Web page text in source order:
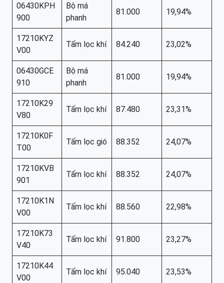
06430KPH
900
Bộ má
phanh
81.000 19,94%
17210KYZ
V00
Tấm lọc khí 84.240 23,02%
06430GCE
910
Bộ má
phanh
81.000 19,94%
17210K29
V80
Tấm lọc khí 87.480 23,31%
17210K0F
T00
Tấm lọc gió 88.352 24,07%
17210KVB
901
Tấm lọc khí 88.352 24,07%
17210K1N
V00
Tấm lọc khí 88.560 22,98%
17210K73
V40
Tấm lọc khí 91.800 23,27%
17210K44
V00
Tấm lọc khí 95.040 23,53%